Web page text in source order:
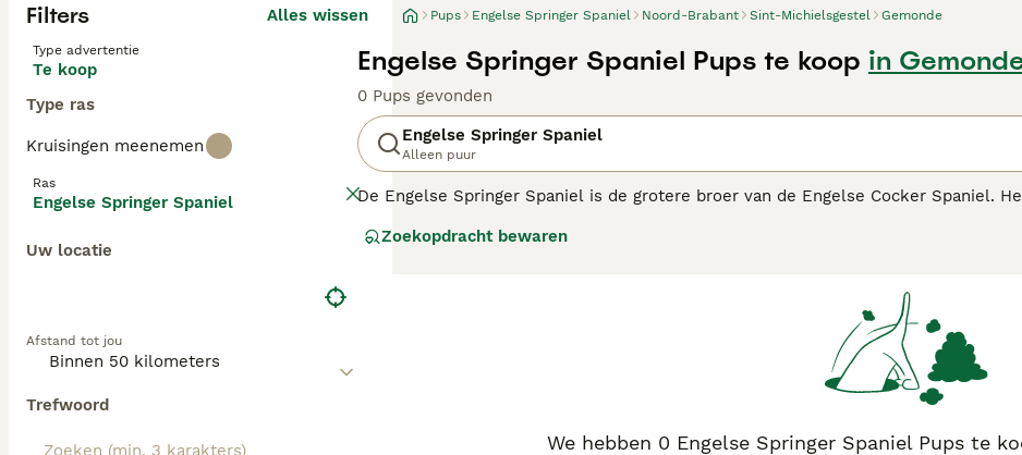
Filters Alles wissen
Type advertentie
Te koop
Type ras
Kruisingen meenemen
Ras
Engelse Springer Spaniel
Uw locatie
Afstand tot jou
Trefwoord
Pups Engelse Springer Spaniel Noord-Brabant Sint-Michielsgestel Gemonde
Engelse Springer Spaniel Pups te koop in
0 Pups gevonden
Engelse Springer Spaniel
Alleen puur
De Engelse Springer Spaniel is de grotere broer van de Engelse Cocker Spaniel.
zou "springen". De Springer Spaniel staat bekend om zijn uithoudingsvermogen,
voor informatie over dit
Zoekopdracht bewaren
We hebben 0 Engelse Springer Spaniel Pups te